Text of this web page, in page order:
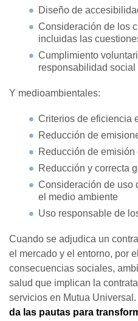
Diseño de
Consideración de los
incluidas las
Cumplimiento
responsabilidad
Y medioambientales:
Criterios de eficiencia
Reducción de
Reducción de emisión
Reducción y correcta
Consideración de uso
el medio ambiente
Uso responsable de
Cuando se adjudica un
el mercado y el entorno, por
consecuencias sociales,
salud que implican la
servicios en Mutua
da las pautas para